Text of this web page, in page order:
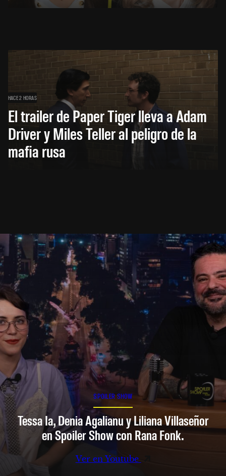
HACE 2 HORAS
El trailer de Paper Tiger lleva a Adam
Driver y Miles Teller al peligro de la
mafia rusa
SPOILER SHOW
Tessa Ia, Denia Agalianu y Liliana Villaseñor
en Spoiler Show con Rana Fonk.
Ver en Youtube